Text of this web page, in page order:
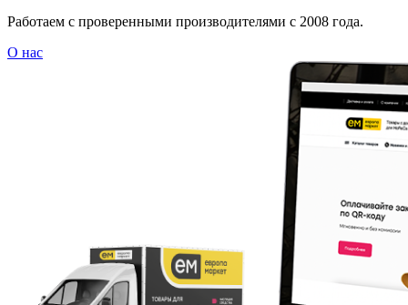
Работаем с проверенными производителями с 2008 года.
О нас